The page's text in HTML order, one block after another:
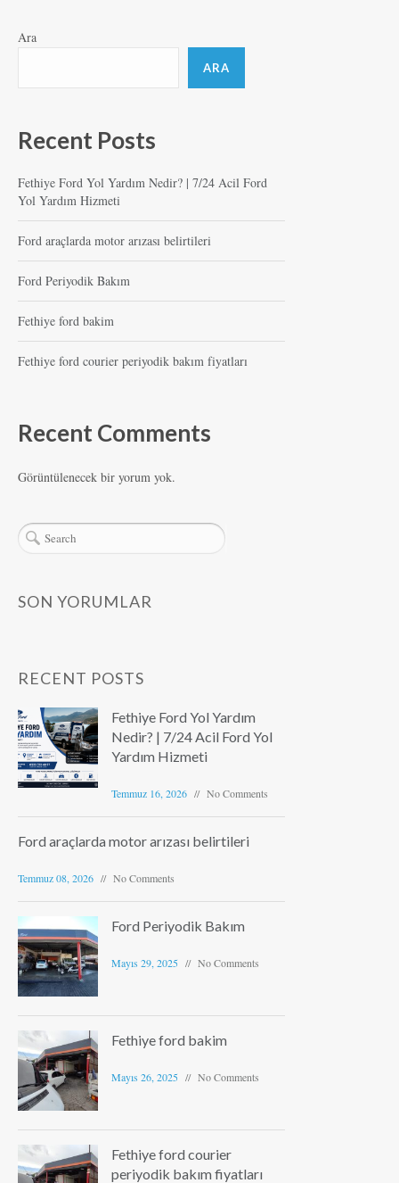
Ara
ARA
Recent Posts
Fethiye Ford Yol Yardım Nedir? | 7/24 Acil Ford
Yol Yardım Hizmeti
Ford araçlarda motor arızası belirtileri
Ford Periyodik Bakım
Fethiye ford bakim
Fethiye ford courier periyodik bakım fiyatları
Recent Comments
Görüntülenecek bir yorum yok.
SON YORUMLAR
RECENT POSTS
Fethiye Ford Yol Yardım
Nedir? | 7/24 Acil Ford Yol
Yardım Hizmeti
Temmuz 16, 2026 No Comments
Ford araçlarda motor arızası belirtileri
Temmuz 08, 2026 No Comments
Ford Periyodik Bakım
Mayıs 29, 2025 No Comments
Fethiye ford bakim
Mayıs 26, 2025 No Comments
Fethiye ford courier
periyodik bakım fiyatları